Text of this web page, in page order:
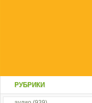
РУБРИКИ